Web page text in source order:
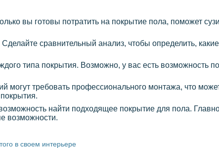
вы готовы потратить на покрытие пола, поможет
сравнительный анализ, чтобы определить,
типа покрытия. Возможно, у вас есть возможность
могут требовать профессионального монтажа, что
найти подходящее покрытие для пола.
возможности.
в своем интерьере